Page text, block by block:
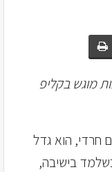
מוגש בקליפ
חרדי, הוא גדל
בישיבה,